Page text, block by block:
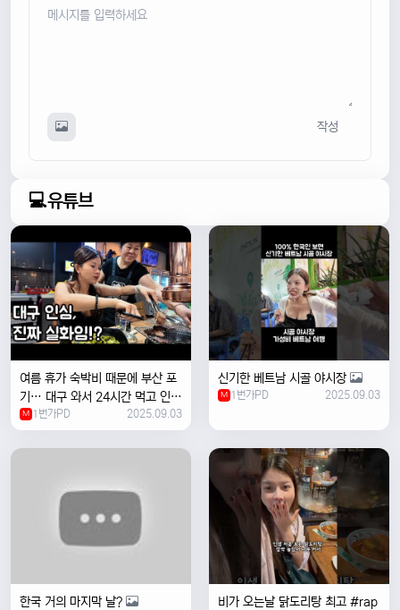
작성
💻유튜브
여름 휴가 숙박비 때문에 부산 포
기… 대구 와서 24시간 먹고 인생
위로받았습니다
M 1번가PD 2025.09.03
신기한 베트남 시골 야시장
M 1번가PD 2025.09.03
한국 거의 마지막 날?
비가 오는날 ￼닭도리탕 최고 #rap